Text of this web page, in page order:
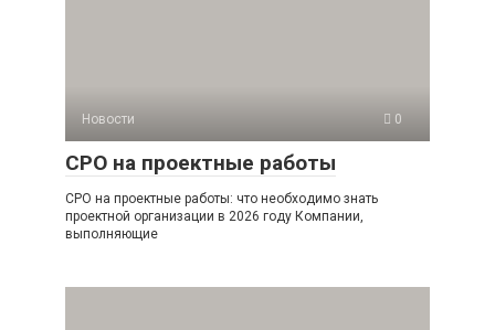
Новости 0
СРО на проектные работы
СРО на проектные работы: что необходимо знать
проектной организации в 2026 году Компании,
выполняющие